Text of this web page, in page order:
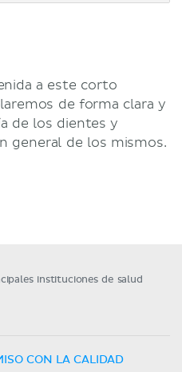
a este corto
de forma clara y
de los dientes y
general de los mismos.
instituciones de salud
CON LA CALIDAD